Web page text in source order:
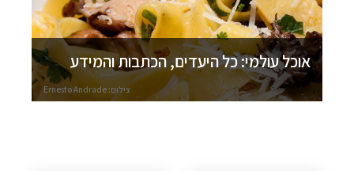
אוכל עולמי: כל היעדים, הכתבות והמידע
צילום: Ernesto Andrade